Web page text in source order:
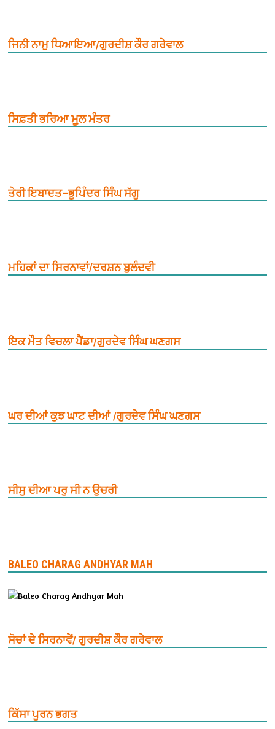
ਜਿਨੀ ਨਾਮੁ ਧਿਆਇਆ/ਗੁਰਦੀਸ਼ ਕੌਰ ਗਰੇਵਾਲ
ਸਿਫ਼ਤੀ ਭਰਿਆ ਮੂ਼ਲ ਮੰਤਰ
ਤੇਰੀ ਇਬਾਦਤ–ਭੂਪਿੰਦਰ ਸਿੰਘ ਸੱਗੂ
ਮਹਿਕਾਂ ਦਾ ਸਿਰਨਾਵਾਂ/ਦਰਸ਼ਨ ਬੁਲੰਦਵੀ
ਇਕ ਮੌਤ ਵਿਚਲਾ ਪੈਂਡਾ/ਗੁਰਦੇਵ ਸਿੰਘ ਘਣਗਸ
ਘਰ ਦੀਆਂ ਕੁਝ ਘਾਟ ਦੀਆਂ /ਗੁਰਦੇਵ ਸਿੰਘ ਘਣਗਸ
ਸੀਸੁ ਦੀਆ ਪਰੁ ਸੀ ਨ ਉਚਰੀ
BALEO CHARAG ANDHYAR MAH
ਸੋਚਾਂ ਦੇ ਸਿਰਨਾਵੇਂ/ ਗੁਰਦੀਸ਼ ਕੌਰ ਗਰੇਵਾਲ
ਕਿੱਸਾ ਪੂਰਨ ਭਗਤ